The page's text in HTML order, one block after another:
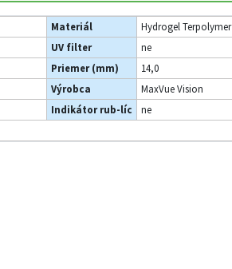
Materiál
Hydrogel Terpolymer
UV filter
ne
Priemer (mm)
14,0
Výrobca
MaxVue Vision
Indikátor rub-líc
ne